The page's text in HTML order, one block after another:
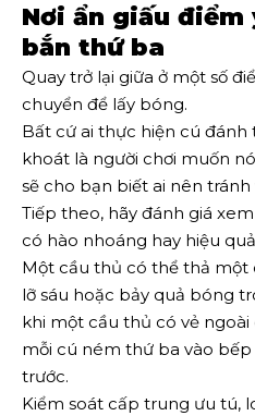
Nơi ẩn giấu điểm
bắn thứ ba
Quay trở lại giữa ở một số
chuyển để lấy bóng.
Bất cứ ai thực hiện cú
khoát là người chơi muốn
sẽ cho bạn biết ai nên
Tiếp theo, hãy đánh giá
có hào nhoáng hay hiệu
Một cầu thủ có thể thả
lỡ sáu hoặc bảy quả bóng
khi một cầu thủ có vẻ
mỗi cú ném thứ ba vào bếp
trước.
Kiểm soát cấp trung ưu tú,